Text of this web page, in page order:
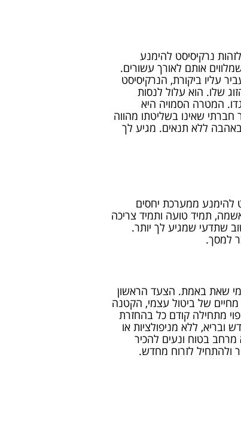
נרקיסיסט להימנע
אותם לאורך עשורים.
עליו ביקורת, הנרקיסיסט
שלו. הוא עלול לנסות
המטרה הסמויה היא
שאינו בשליטתו מהווה
ללא תנאים. מגיע לך
להימנע ממערכת יחסים
תמיד טועה ותמיד צריכה
שתדעי שמגיע לך יותר.
למסך.
שאת באמת. הצעד הראשון
של ביטול עצמי, הקטנה
מתחילה קודם כל בהחזרת
ללא מניפולציות או
מרחב בטוח ונעים להכיר
ולהתחיל לזרוח מחדש.